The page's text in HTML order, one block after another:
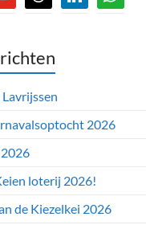
2026
2026
loterij 2026!
de Kiezelkei 2026